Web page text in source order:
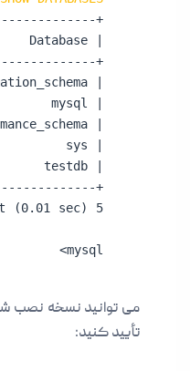
mysql>
تأیید کنید: